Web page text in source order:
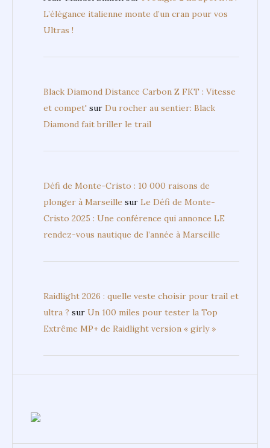
L’élégance italienne monte d’un cran pour vos
Ultras !
Black Diamond Distance Carbon Z FKT : Vitesse
et compet' sur Du rocher au sentier: Black
Diamond fait briller le trail
Défi de Monte-Cristo : 10 000 raisons de
plonger à Marseille sur Le Défi de Monte-
Cristo 2025 : Une conférence qui annonce LE
rendez-vous nautique de l’année à Marseille
Raidlight 2026 : quelle veste choisir pour trail et
ultra ? sur Un 100 miles pour tester la Top
Extrême MP+ de Raidlight version « girly »